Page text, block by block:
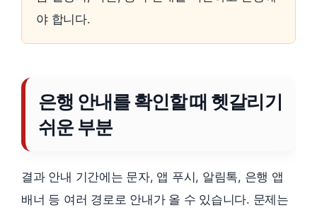
야 합니다.
은행 안내를 확인할 때 헷갈리기
쉬운 부분
결과 안내 기간에는 문자, 앱 푸시, 알림톡, 은행 앱
배너 등 여러 경로로 안내가 올 수 있습니다. 문제는